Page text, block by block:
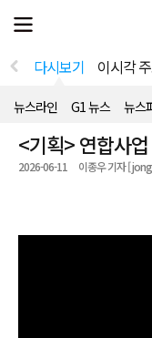
전
체
뉴
열
다시보기 이시각
뉴스라인 G1 뉴스 뉴스
<기획> 연합사
2026-06-11 이종우 기자 [